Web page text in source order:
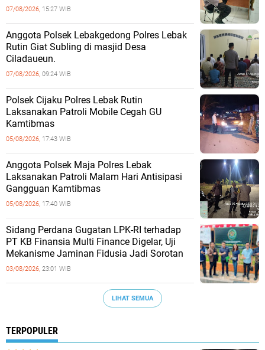
07/08/2026, 15:27 WIB
Anggota Polsek Lebakgedong Polres Lebak
Rutin Giat Subling di masjid Desa
Ciladaueun.
07/08/2026, 09:24 WIB
Polsek Cijaku Polres Lebak Rutin
Laksanakan Patroli Mobile Cegah GU
Kamtibmas
05/08/2026, 17:43 WIB
Anggota Polsek Maja Polres Lebak
Laksanakan Patroli Malam Hari Antisipasi
Gangguan Kamtibmas
05/08/2026, 17:40 WIB
Sidang Perdana Gugatan LPK-RI terhadap
PT KB Finansia Multi Finance Digelar, Uji
Mekanisme Jaminan Fidusia Jadi Sorotan
03/08/2026, 23:01 WIB
LIHAT SEMUA
TERPOPULER